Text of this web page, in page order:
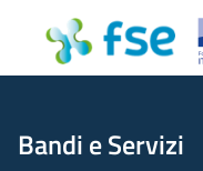
Bandi e Servizi